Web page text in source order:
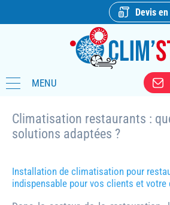
Devis
MENU
Climatisation restaurants :
solutions adaptées ?
Installation de climatisation pour
indispensable pour vos clients et votre